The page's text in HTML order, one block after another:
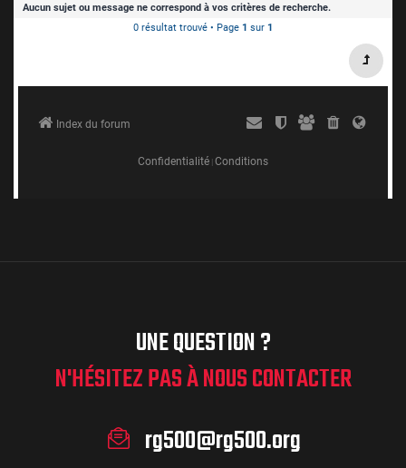
UNE QUESTION ?
N'HÉSITEZ PAS À NOUS CONTACTER
rg500@rg500.org